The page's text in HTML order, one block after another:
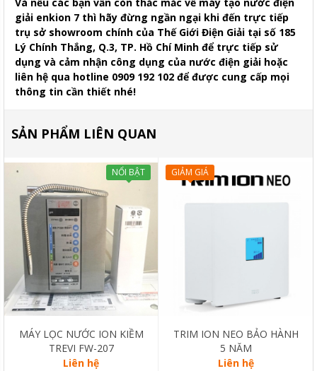
Và nếu các bạn vẫn còn thắc mắc về máy tạo nước điện
giải enkion 7 thì hãy đừng ngần ngại khi đến trực tiếp
trụ sở showroom chính của Thế Giới Điện Giải tại số 185
Lý Chính Thắng, Q.3, TP. Hồ Chí Minh để trực tiếp sử
dụng và cảm nhận công dụng của nước điện giải hoặc
liên hệ qua hotline 0909 192 102 để được cung cấp mọi
thông tin cần thiết nhé!
SẢN PHẨM LIÊN QUAN
NỔI BẬT
MÁY LỌC NƯỚC ION KIỀM
TREVI FW-207
Liên hệ
GIẢM GIÁ
TRIM ION NEO BẢO HÀNH
5 NĂM
Liên hệ